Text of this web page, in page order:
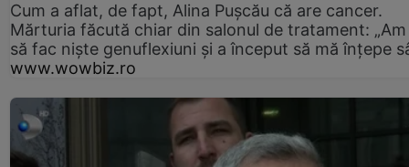
Cum a aflat, de fapt, Alina Pușcău că are cancer.
Mărturia făcută chiar din salonul de tratament:
să fac niște genuflexiuni și a început să mă înțepe
www.wowbiz.ro